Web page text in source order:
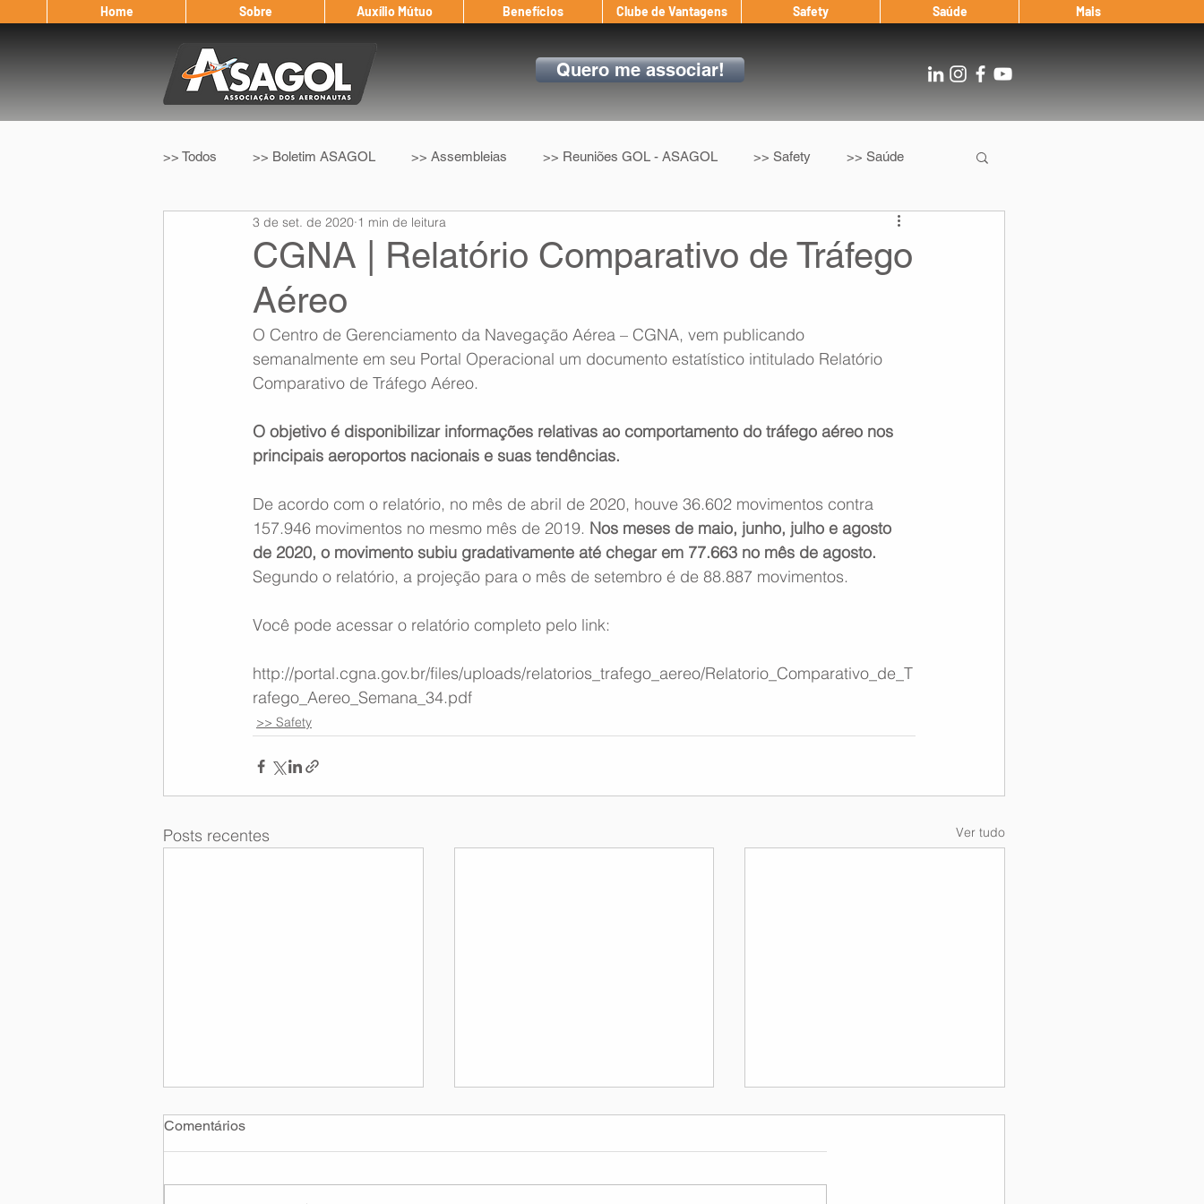
Home Sobre Auxílio Mútuo Benefícios Clube de Vantagens Safety Saúde Mais
Quero me associar!
>> Todos >> Boletim ASAGOL >> Assembleias >> Reuniões GOL - ASAGOL >> Safety >> Saúde
>> Legislação >> IFALPA >> Convenção Coletiva After Landing
Eleição ASAGOL Safety Window
Memória Aeronáutica
CGNA | Relatório Comparativo de Tráfego
Aéreo
3 de set. de 2020 1 min de leitura
O Centro de Gerenciamento da Navegação Aérea – CGNA, vem publicando
semanalmente em seu Portal Operacional um documento estatístico intitulado Relatório
Comparativo de Tráfego Aéreo.
O objetivo é disponibilizar informações relativas ao comportamento do tráfego aéreo nos
principais aeroportos nacionais e suas tendências.
De acordo com o relatório, no mês de abril de 2020, houve 36.602 movimentos contra
157.946 movimentos no mesmo mês de 2019. Nos meses de maio, junho, julho e agosto
de 2020, o movimento subiu gradativamente até chegar em 77.663 no mês de agosto.
Segundo o relatório, a projeção para o mês de setembro é de 88.887 movimentos.
Você pode acessar o relatório completo pelo link:
http://portal.cgna.gov.br/files/uploads/relatorios_trafego_aereo/Relatorio_Comparativo_de_T
rafego_Aereo_Semana_34.pdf
>> Safety
Posts recentes Ver tudo
Comentários